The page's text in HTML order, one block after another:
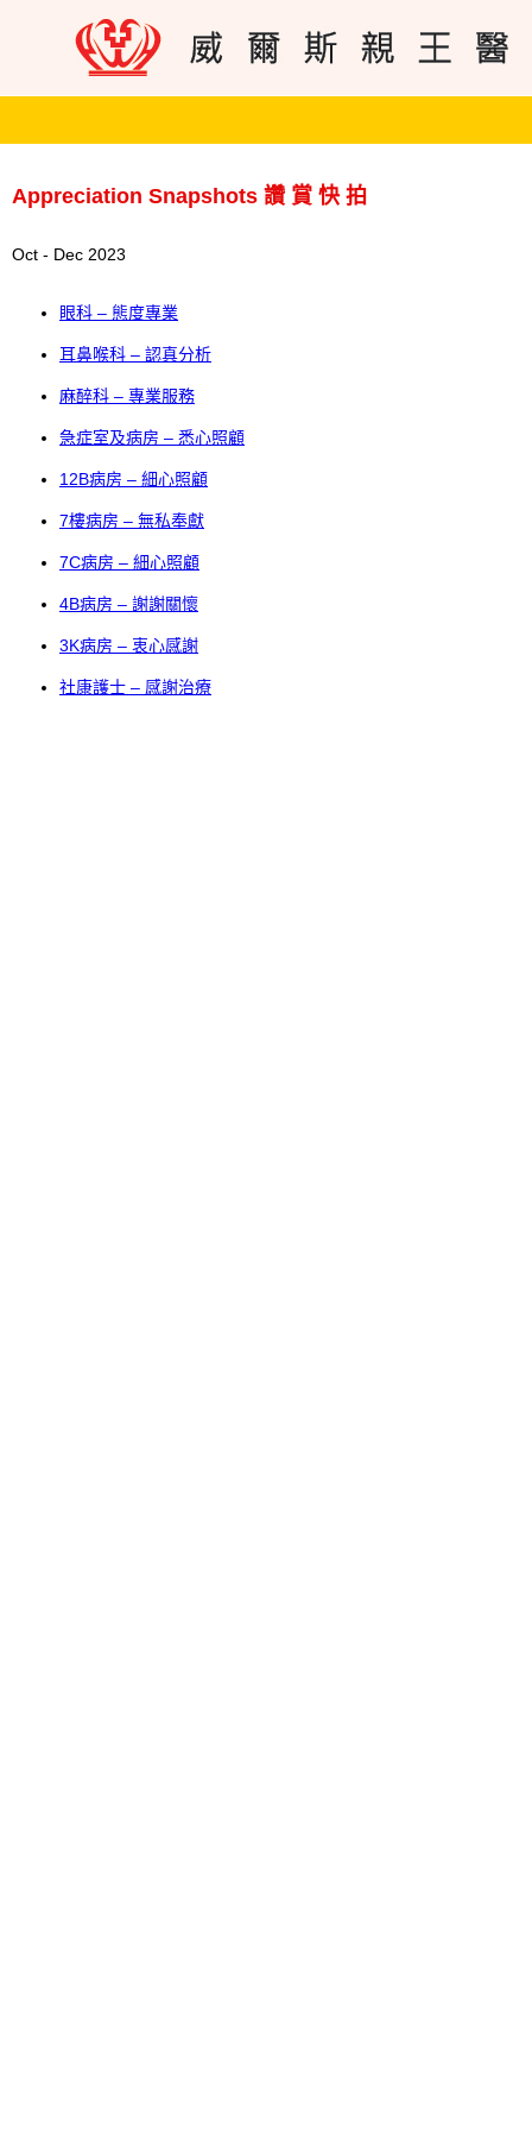
Appreciation Snapshots 讚 賞 快 拍
Oct - Dec 2023
眼科 – 態度專業
耳鼻喉科 – 認真分析
麻醉科 – 專業服務
急症室及病房 – 悉心照顧
12B病房 – 細心照顧
7樓病房 – 無私奉獻
7C病房 – 細心照顧
4B病房 – 謝謝關懷
3K病房 – 衷心感謝
社康護士 – 感謝治療